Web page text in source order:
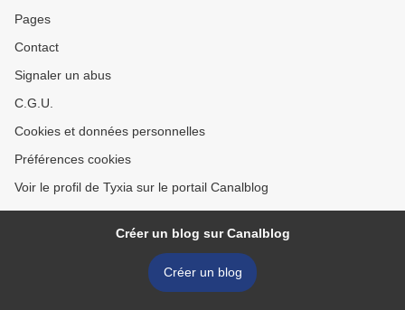
Pages
Contact
Signaler un abus
C.G.U.
Cookies et données personnelles
Préférences cookies
Voir le profil de Tyxia sur le portail Canalblog
Créer un blog sur Canalblog
Créer un blog